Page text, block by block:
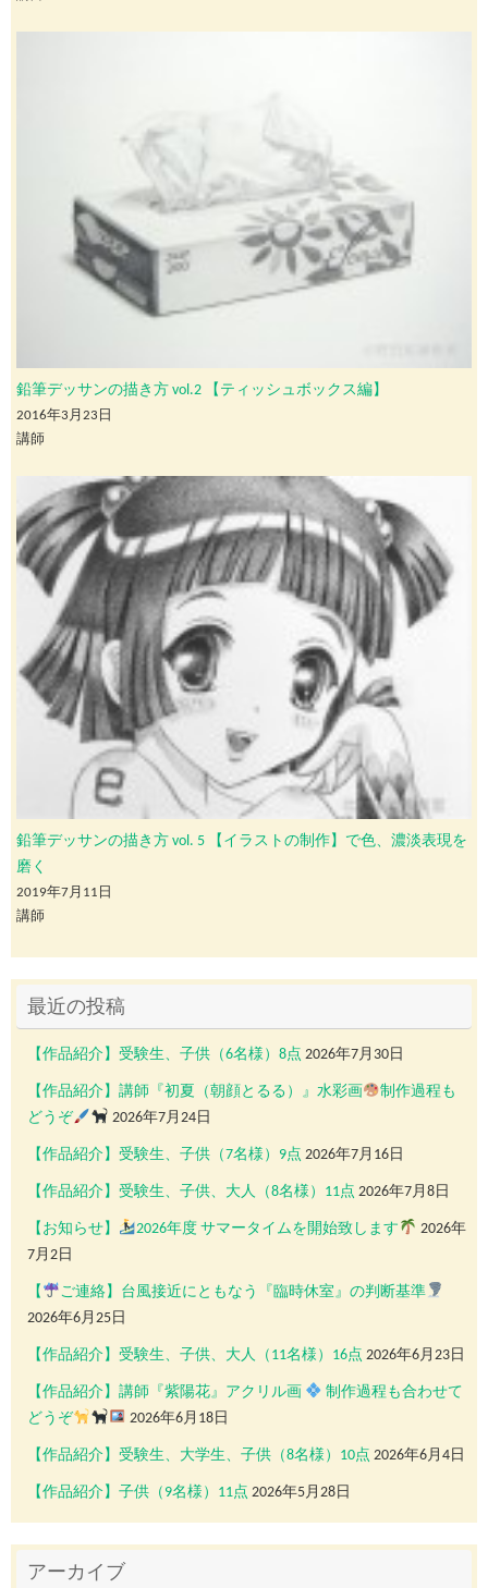
鉛筆デッサンの描き方 vol.2 【ティッシュボックス編】
2016年3月23日
講師
鉛筆デッサンの描き方 vol. 5 【イラストの制作】で色、濃淡表現を
磨く
2019年7月11日
講師
最近の投稿
【作品紹介】受験生、子供（6名様）8点 2026年7月30日
【作品紹介】講師『初夏（朝顔とるる）』水彩画
制作過程も
どうぞ
2026年7月24日
【作品紹介】受験生、子供（7名様）9点 2026年7月16日
【作品紹介】受験生、子供、大人（8名様）11点 2026年7月8日
【お知らせ】 2026年度 サマータイムを開始致します
2026年
7月2日
【
ご連絡】台風接近にともなう『臨時休室』の判断基準
2026年6月25日
【作品紹介】受験生、子供、大人（11名様）16点 2026年6月23日
【作品紹介】講師『紫陽花』アクリル画
制作過程も合わせて
どうぞ
2026年6月18日
【作品紹介】受験生、大学生、子供（8名様）10点 2026年6月4日
【作品紹介】子供（9名様）11点 2026年5月28日
アーカイブ